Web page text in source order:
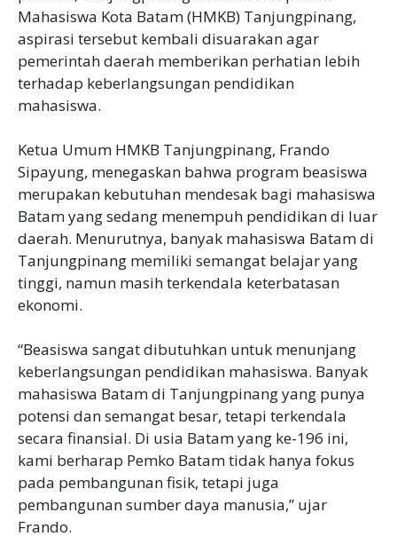
Mahasiswa Kota Batam (HMKB) Tanjungpinang,
aspirasi tersebut kembali disuarakan agar
pemerintah daerah memberikan perhatian lebih
terhadap keberlangsungan pendidikan
mahasiswa.
Ketua Umum HMKB Tanjungpinang, Frando
Sipayung, menegaskan bahwa program beasiswa
merupakan kebutuhan mendesak bagi mahasiswa
Batam yang sedang menempuh pendidikan di luar
daerah. Menurutnya, banyak mahasiswa Batam di
Tanjungpinang memiliki semangat belajar yang
tinggi, namun masih terkendala keterbatasan
ekonomi.
“Beasiswa sangat dibutuhkan untuk menunjang
keberlangsungan pendidikan mahasiswa. Banyak
mahasiswa Batam di Tanjungpinang yang punya
potensi dan semangat besar, tetapi terkendala
secara finansial. Di usia Batam yang ke-196 ini,
kami berharap Pemko Batam tidak hanya fokus
pada pembangunan fisik, tetapi juga
pembangunan sumber daya manusia,” ujar
Frando.